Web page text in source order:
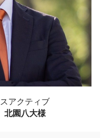
アクティブ
園八大様